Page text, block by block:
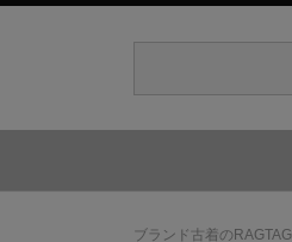
ブランド古着のRAGTAG